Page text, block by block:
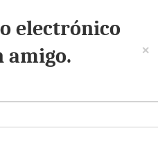
electrónico
amigo.
×